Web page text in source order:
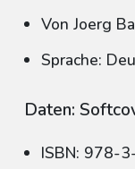
Von Joerg
Sprache:
Daten:
ISBN: 978-